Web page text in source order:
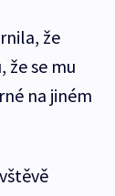
že
že se mu
na jiném